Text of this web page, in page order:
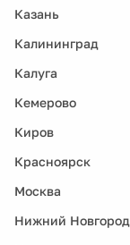
Казань
Калининград
Калуга
Кемерово
Киров
Красноярск
Москва
Нижний Новгород